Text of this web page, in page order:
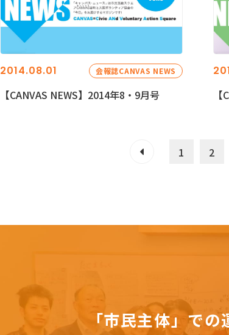
2014.08.01 会報誌CANVAS NEWS
【CANVAS NEWS】2014年8・9月号
1 2
「市民主体」で